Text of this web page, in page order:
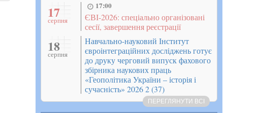
17
серпня
17:00
ЄВІ-2026: спеціально організовані
сесії, завершення реєстрації
18
серпня
Навчально-науковий Інститут
євроінтеграційних досліджень готує
до друку черговий випуск фахового
збірника наукових праць
«Геополітика України – історія і
сучасність» 2026 2 (37)
ПЕРЕГЛЯНУТИ ВСІ